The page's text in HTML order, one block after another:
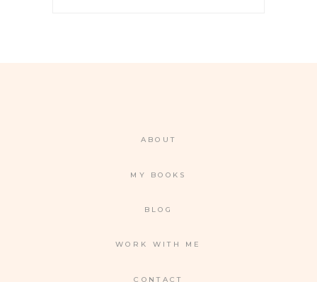
ABOUT
MY BOOKS
BLOG
WORK WITH ME
CONTACT